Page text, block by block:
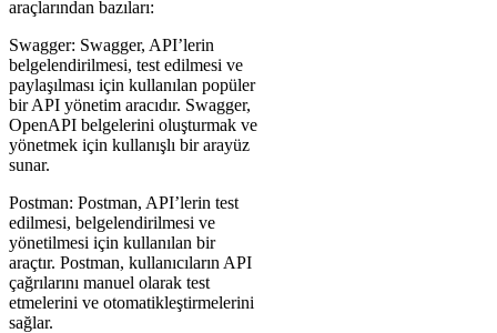
araçlarından bazıları:
Swagger: Swagger, API’lerin
belgelendirilmesi, test edilmesi ve
paylaşılması için kullanılan popüler
bir API yönetim aracıdır. Swagger,
OpenAPI belgelerini oluşturmak ve
yönetmek için kullanışlı bir arayüz
sunar.
Postman: Postman, API’lerin test
edilmesi, belgelendirilmesi ve
yönetilmesi için kullanılan bir
araçtır. Postman, kullanıcıların API
çağrılarını manuel olarak test
etmelerini ve otomatikleştirmelerini
sağlar.